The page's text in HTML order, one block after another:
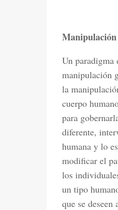
Manipulación
Un paradigma
manipulación
la
cuerpo
para
diferente,
humana y lo
modificar el
los
un tipo
que se deseen